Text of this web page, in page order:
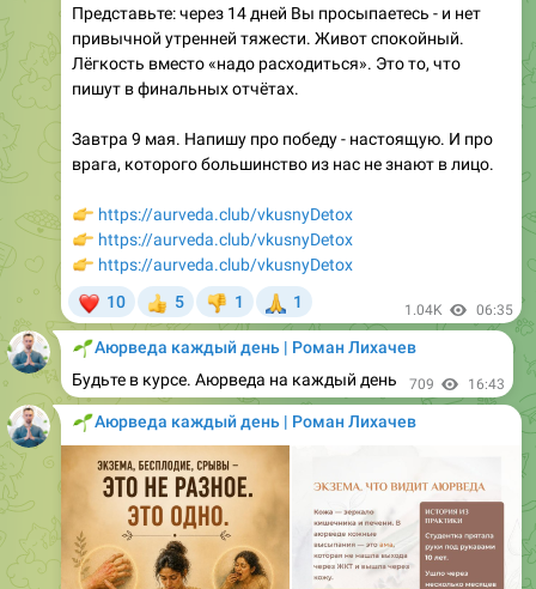
Лёгкость вместо «надо расходиться». Это то, что
пишут в финальных отчётах.
Завтра 9 мая. Напишу про победу - настоящую. И про
https://aurveda.club/vkusnyDetox
https://aurveda.club/vkusnyDetox
10 5
👎
1
🙏
1
Аюрведа каждый день | Роман Лихачев
Будьте в курсе. Аюрведа на каждый день
709 16:43
Аюрведа каждый день | Роман Лихачев